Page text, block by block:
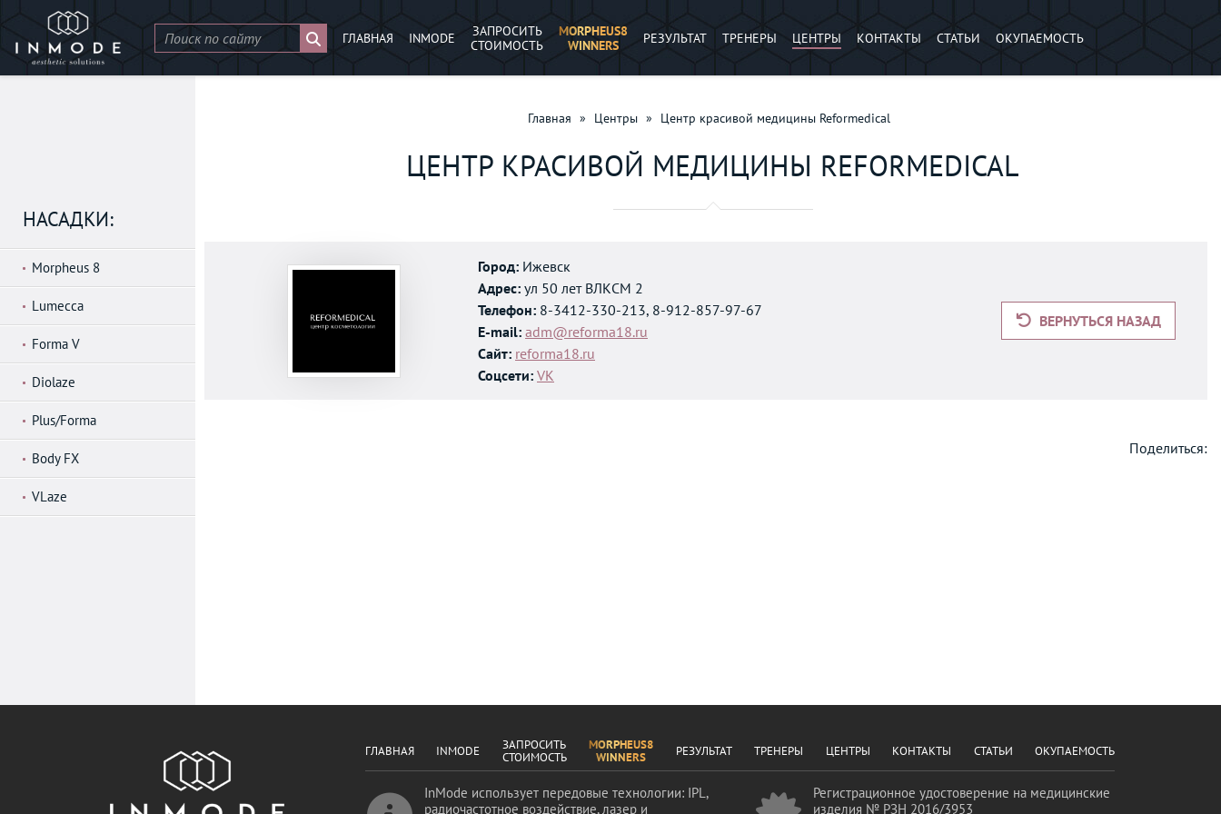
ГЛАВНАЯ INMODE
ЗАПРОСИТЬ
СТОИМОСТЬ
MORPHEUS8
WINNERS
РЕЗУЛЬТАТ ТРЕНЕРЫ ЦЕНТРЫ КОНТАКТЫ СТАТЬИ ОКУПАЕМОСТЬ
НАСАДКИ:
Morpheus 8
Lumecca
Forma V
Diolaze
Plus/Forma
Body FX
VLaze
Главная » Центры » Центр красивой медицины Reformedical
ЦЕНТР КРАСИВОЙ МЕДИЦИНЫ REFORMEDICAL
Город: Ижевск
Адрес: ул 50 лет ВЛКСМ 2
Телефон: 8-3412-330-213, 8-912-857-97-67
E-mail: adm@reforma18.ru
Сайт: reforma18.ru
Соцсети: VK
ВЕРНУТЬСЯ НАЗАД
Поделиться:
ГЛАВНАЯ INMODE
ЗАПРОСИТЬ
СТОИМОСТЬ
MORPHEUS8
WINNERS
РЕЗУЛЬТАТ ТРЕНЕРЫ ЦЕНТРЫ КОНТАКТЫ СТАТЬИ ОКУПАЕМОСТЬ
InMode использует передовые технологии: IPL,
радиочастотное воздействие, лазер и
Регистрационное удостоверение на медицинские
изделия № РЗН 2016/3953